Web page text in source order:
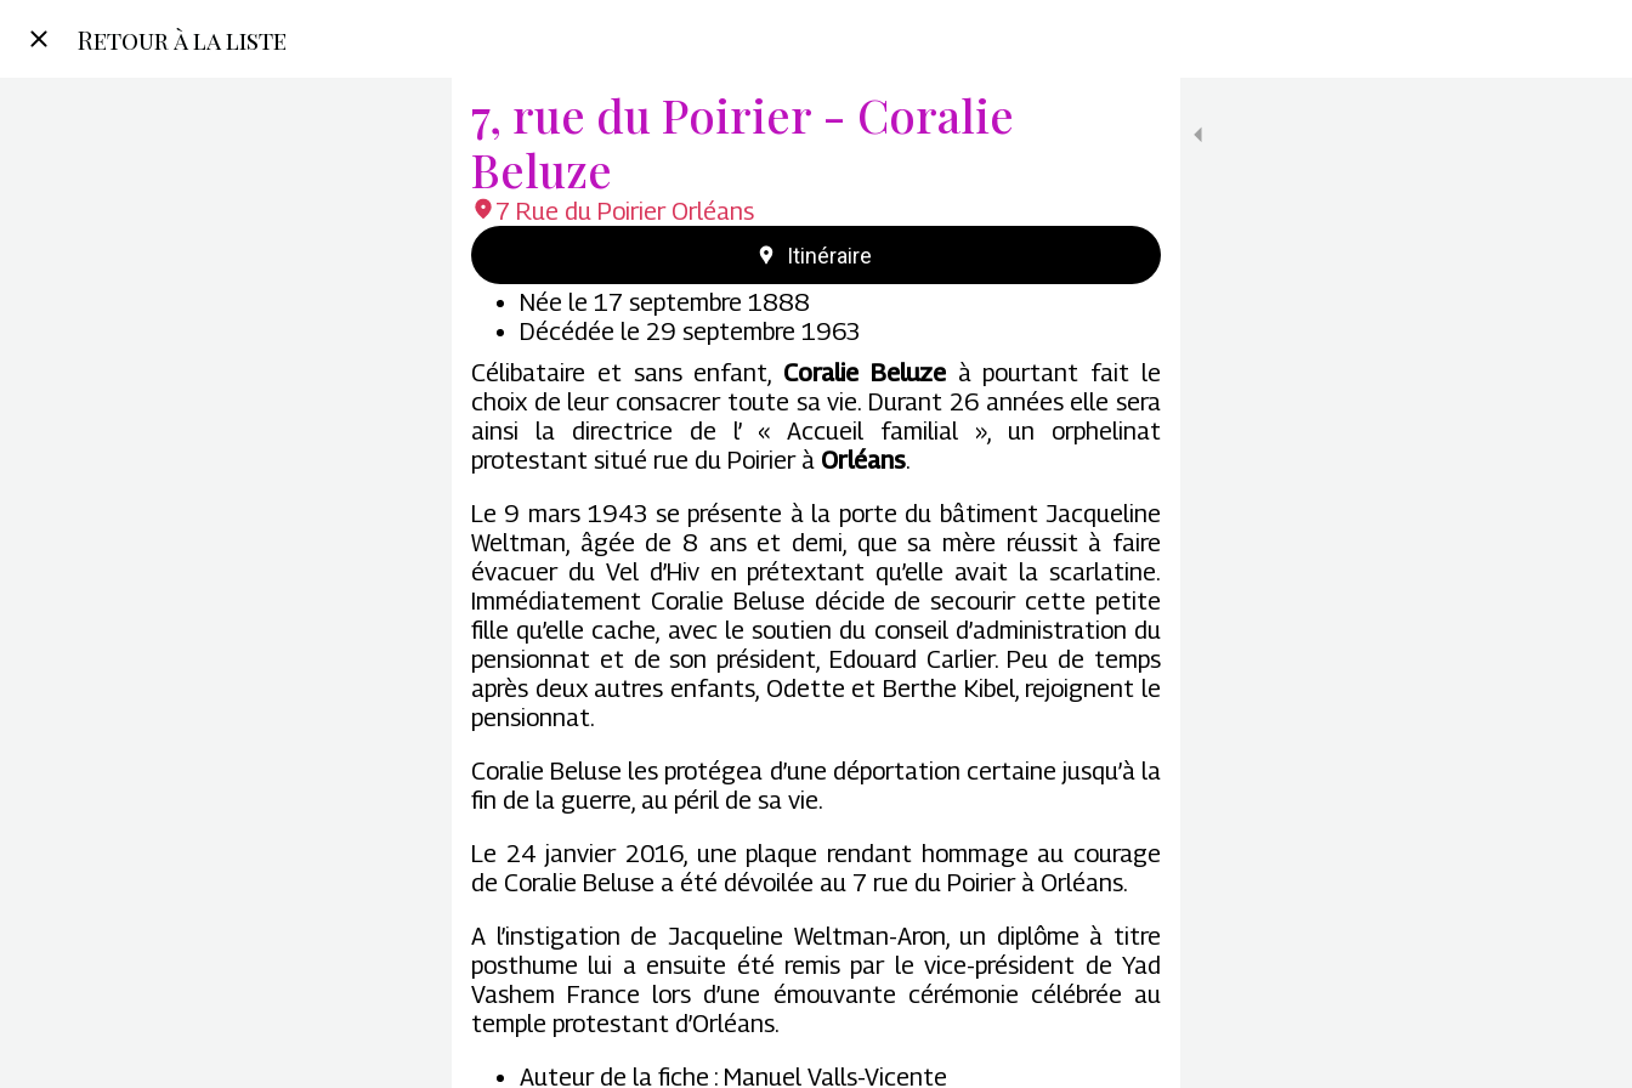
Retour à la liste
7, rue du Poirier - Coralie
Beluze
7 Rue du Poirier Orléans
Itinéraire
Née le 17 septembre 1888
Décédée le 29 septembre 1963
Célibataire et sans enfant, Coralie Beluzeà pourtant fait le
choix de leur consacrer toute sa vie. Durant 26 années elle sera
ainsi la directrice de l’ « Accueil familial », un orphelinat
protestant situé rue du Poirier à Orléans.
Le 9 mars 1943 se présente à la porte du bâtiment Jacqueline
Weltman, âgée de 8 ans et demi, que sa mère réussit à faire
évacuer du Vel d’Hiv en prétextant qu’elle avait la scarlatine.
Immédiatement Coralie Beluse décide de secourir cette petite
fille qu’elle cache, avec le soutien du conseil d’administration du
pensionnat et de son président, Edouard Carlier. Peu de temps
après deux autres enfants, Odette et Berthe Kibel, rejoignent le
pensionnat.
Coralie Beluse les protégea d’une déportation certaine jusqu’à la
fin de la guerre, au péril de sa vie.
Le 24 janvier 2016, une plaque rendant hommage au courage
de Coralie Beluse a été dévoilée au 7 rue du Poirier à Orléans.
A l’instigation de Jacqueline Weltman-Aron, un diplôme à titre
posthume lui a ensuite été remis par le vice-président de Yad
Vashem France lors d’une émouvante cérémonie célébrée au
temple protestant d’Orléans.
Auteur de la fiche : Manuel Valls-Vicente